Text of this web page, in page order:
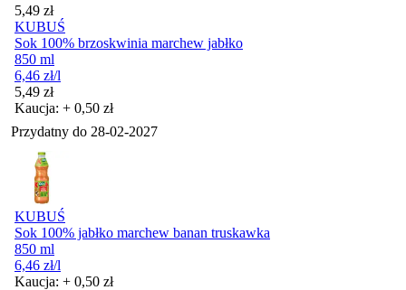
Cena
5,49 zł
KUBUŚ
Sok 100% brzoskwinia marchew jabłko
850 ml
6,46 zł/l
Cena
5,49 zł
Kaucja: + 0,50 zł
Przydatny do 28-02-2027
KUBUŚ
Sok 100% jabłko marchew banan truskawka
850 ml
6,46 zł/l
Kaucja: + 0,50 zł